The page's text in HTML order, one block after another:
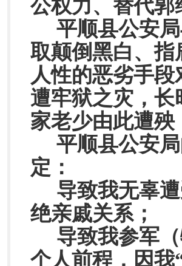
公权力、替代郭
平顺县公安
取颠倒黑白、
人性的恶劣手
遭牢狱之灾，
家老少由此遭
平顺县公安
定：
导致我无辜
绝亲戚关系；
导致我参军
个人前程，因我